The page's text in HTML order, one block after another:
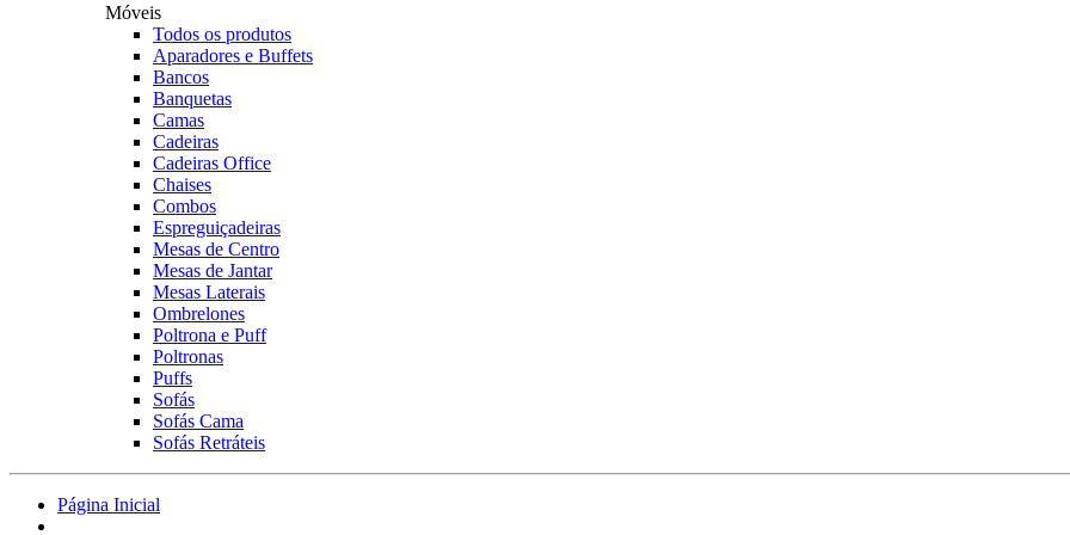
Móveis
Todos os produtos
Aparadores e Buffets
Bancos
Banquetas
Camas
Cadeiras
Cadeiras Office
Chaises
Combos
Espreguiçadeiras
Mesas de Centro
Mesas de Jantar
Mesas Laterais
Ombrelones
Poltrona e Puff
Poltronas
Puffs
Sofás
Sofás Cama
Sofás Retráteis
Página Inicial